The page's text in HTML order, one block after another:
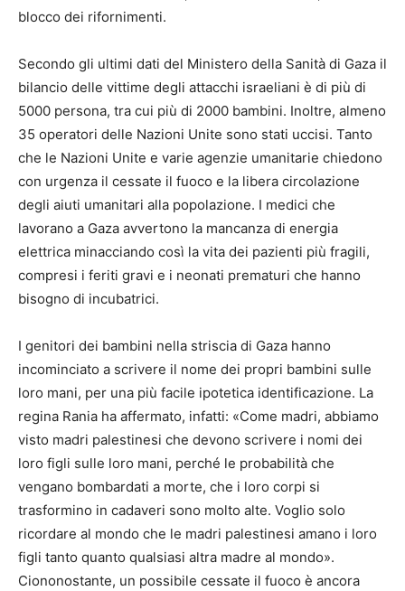
blocco dei rifornimenti.
Secondo gli ultimi dati del Ministero della Sanità di Gaza il
bilancio delle vittime degli attacchi israeliani è di più di
5000 persona, tra cui più di 2000 bambini. Inoltre, almeno
35 operatori delle Nazioni Unite sono stati uccisi. Tanto
che le Nazioni Unite e varie agenzie umanitarie chiedono
con urgenza il cessate il fuoco e la libera circolazione
degli aiuti umanitari alla popolazione. I medici che
lavorano a Gaza avvertono la mancanza di energia
elettrica minacciando così la vita dei pazienti più fragili,
compresi i feriti gravi e i neonati prematuri che hanno
bisogno di incubatrici.
I genitori dei bambini nella striscia di Gaza hanno
incominciato a scrivere il nome dei propri bambini sulle
loro mani, per una più facile ipotetica identificazione. La
regina Rania ha affermato, infatti: «Come madri, abbiamo
visto madri palestinesi che devono scrivere i nomi dei
loro figli sulle loro mani, perché le probabilità che
vengano bombardati a morte, che i loro corpi si
trasformino in cadaveri sono molto alte. Voglio solo
ricordare al mondo che le madri palestinesi amano i loro
figli tanto quanto qualsiasi altra madre al mondo».
Ciononostante, un possibile cessate il fuoco è ancora